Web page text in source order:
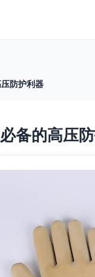
防护利器
备的高压